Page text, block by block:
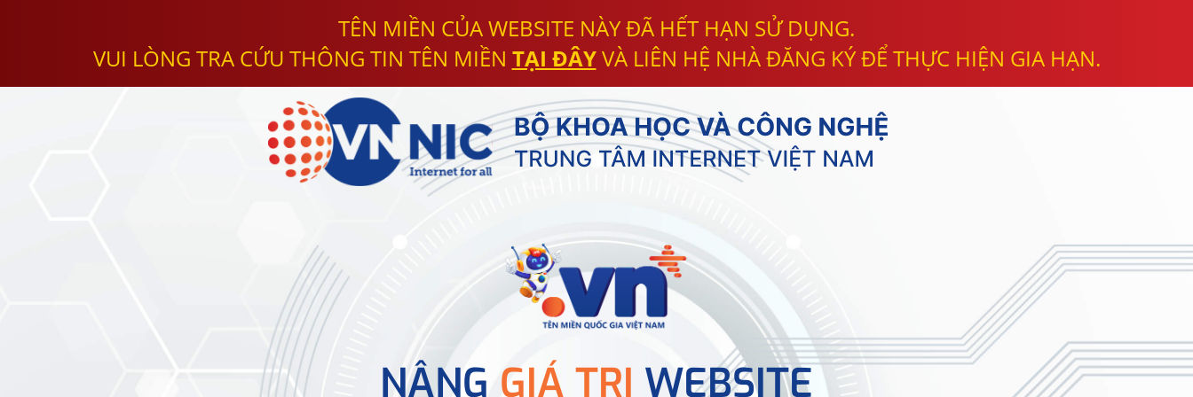
TÊN MIỀN CỦA WEBSITE NÀY ĐÃ HẾT HẠN SỬ DỤNG.
VUI LÒNG TRA CỨU THÔNG TIN TÊN MIỀN TẠI ĐÂYVÀ LIÊN HỆ NHÀ ĐĂNG KÝ ĐỂ THỰC HIỆN GIA HẠN.
NÂNG GIÁ TRỊ WEBSITE